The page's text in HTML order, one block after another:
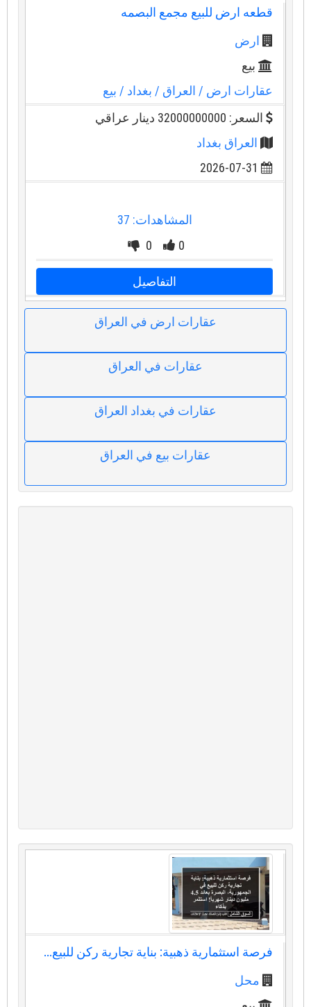
قطعه ارض للبيع مجمع البصمه
ارض
بيع
عقارات ارض / العراق/ بغداد/ بيع
السعر: 32000000000 دينار عراقي
العراق بغداد
2026-07-31
المشاهدات: 37
0
0
التفاصيل
عقارات ارض في العراق
عقارات في العراق
عقارات في بغداد العراق
عقارات بيع في العراق
فرصة استثمارية ذهبية: بناية تجارية ركن للبيع...
محل